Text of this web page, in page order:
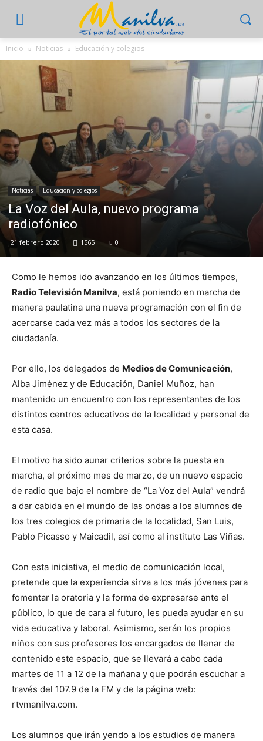
Inicio Noticias Educación y colegios
Noticias Educación y colegios
La Voz del Aula, nuevo programa
radiofónico
21 febrero 2020 1565 0
Como le hemos ido avanzando en los últimos tiempos,
Radio Televisión Manilva, está poniendo en marcha de
manera paulatina una nueva programación con el fin de
acercarse cada vez más a todos los sectores de la
ciudadanía.
Por ello, los delegados de Medios de Comunicación,
Alba Jiménez y de Educación, Daniel Muñoz, han
mantenido un encuentro con los representantes de los
distintos centros educativos de la localidad y personal de
esta casa.
El motivo ha sido aunar criterios sobre la puesta en
marcha, el próximo mes de marzo, de un nuevo espacio
de radio que bajo el nombre de “La Voz del Aula” vendrá
a dar cabida en el mundo de las ondas a los alumnos de
los tres colegios de primaria de la localidad, San Luis,
Pablo Picasso y Maicadil, así como al instituto Las Viñas.
Con esta iniciativa, el medio de comunicación local,
pretende que la experiencia sirva a los más jóvenes para
fomentar la oratoria y la forma de expresarse ante el
público, lo que de cara al futuro, les pueda ayudar en su
vida educativa y laboral. Asimismo, serán los propios
niños con sus profesores los encargados de llenar de
contenido este espacio, que se llevará a cabo cada
martes de 11 a 12 de la mañana y que podrán escuchar a
través del 107.9 de la FM y de la página web:
rtvmanilva.com.
Los alumnos que irán yendo a los estudios de manera